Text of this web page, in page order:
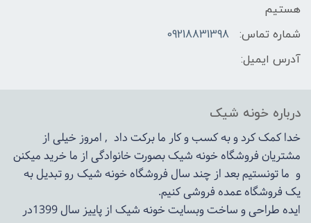
هستیم
شماره تماس:
09218831398
آدرس ایمیل:
درباره خونه شیک
خدا کمک کرد و به کسب و کار ما برکت داد , امروز خیلی از
مشتریان فروشگاه خونه شیک بصورت خانوادگی از ما خرید میکنن
و ما تونستیم بعد از چند سال فروشگاهخونه شیکرو تبدیل به
یک فروشگاه عمده فروشی کنیم.
ایده طراحی و ساخت وبسایت خونه شیک از پاییز سال 1399در